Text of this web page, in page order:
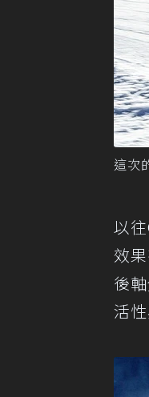
這次
以
效
後
活